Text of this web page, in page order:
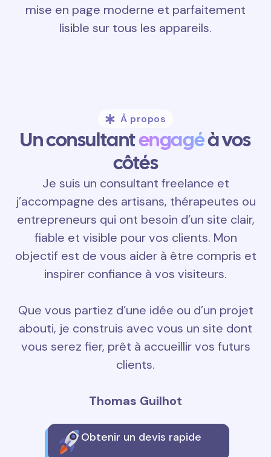
mise en page moderne et parfaitement
lisible sur tous les appareils.
À propos
Un consultantengagéà vos
côtés
Je suis un consultant freelance et
j’accompagne des artisans, thérapeutes ou
entrepreneurs qui ont besoin d’un site clair,
fiable et visible pour vos clients. Mon
objectif est de vous aider à être compris et
inspirer confiance à vos visiteurs.
Que vous partiez d’une idée ou d’un projet
abouti, je construis avec vous un site dont
vous serez fier, prêt à accueillir vos futurs
clients.
Thomas Guilhot
Obtenir un devis rapide